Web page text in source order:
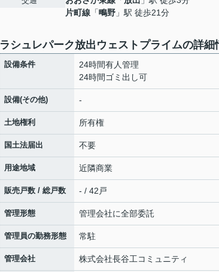
片町線 「鴫野 」駅 徒歩21分
ラシュレパーク放出ウェストプライムの詳細
設備条件
24時間有人管理
24時間ゴミ出し可
設備(その他) -
土地権利 所有権
国土法届出 不要
用途地域 近隣商業
販売戸数 / 総戸数 - / 42戸
管理形態 管理会社に全部委託
管理員の勤務形態 常駐
管理会社 株式会社長谷工コミュニティ